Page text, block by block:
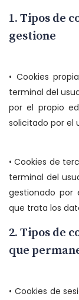
1. Tipos de
gestione
• Cookies
terminal del
por el propio
solicitado por el
• Cookies de
terminal del
gestionado por
que trata los
2. Tipos de
que
• Cookies de